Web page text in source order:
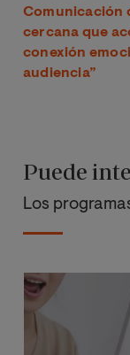
Comunicación
cercana que
conexión
audiencia”
Puede
Los